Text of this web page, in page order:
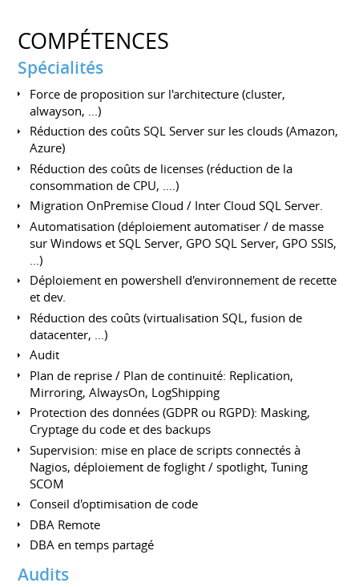
COMPÉTENCES
Spécialités
Force de proposition sur l'architecture (cluster,
alwayson, ...)
Réduction des coûts SQL Server sur les clouds (Amazon,
Azure)
Réduction des coûts de licenses (réduction de la
consommation de CPU, ….)
Migration OnPremise Cloud / Inter Cloud SQL Server.
Automatisation (déploiement automatiser / de masse
sur Windows et SQL Server, GPO SQL Server, GPO SSIS,
...)
Déploiement en powershell d'environnement de recette
et dev.
Réduction des coûts (virtualisation SQL, fusion de
datacenter, ...)
Audit
Plan de reprise / Plan de continuité: Replication,
Mirroring, AlwaysOn, LogShipping
Protection des données (GDPR ou RGPD): Masking,
Cryptage du code et des backups
Supervision: mise en place de scripts connectés à
Nagios, déploiement de foglight / spotlight, Tuning
SCOM
Conseil d'optimisation de code
DBA Remote
DBA en temps partagé
Audits